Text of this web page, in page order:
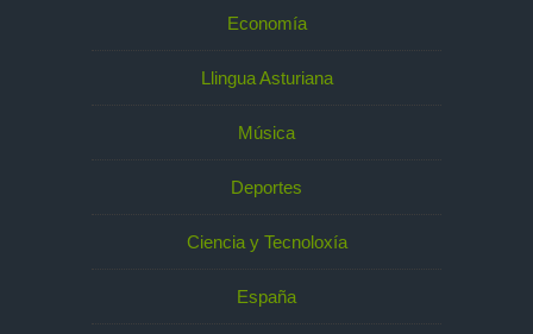
Economía
Llingua Asturiana
Música
Deportes
Ciencia y Tecnoloxía
España